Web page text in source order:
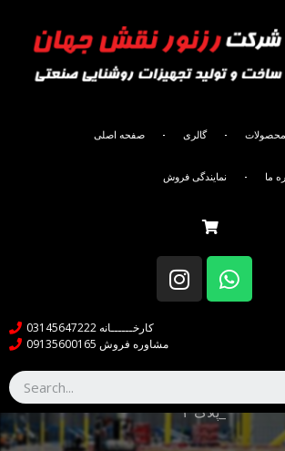
صفحه اصلی گالری محصولات
نمایندگی فروش ما
کارخــــــانه 03145647222
مشاوره فروش 09135600165
صفحه اصلی
اصفهان _ شهرک صنعتی بزرگ اصفهان _فاز یک _کار آفرینان ۱۲
_پلاک ۴